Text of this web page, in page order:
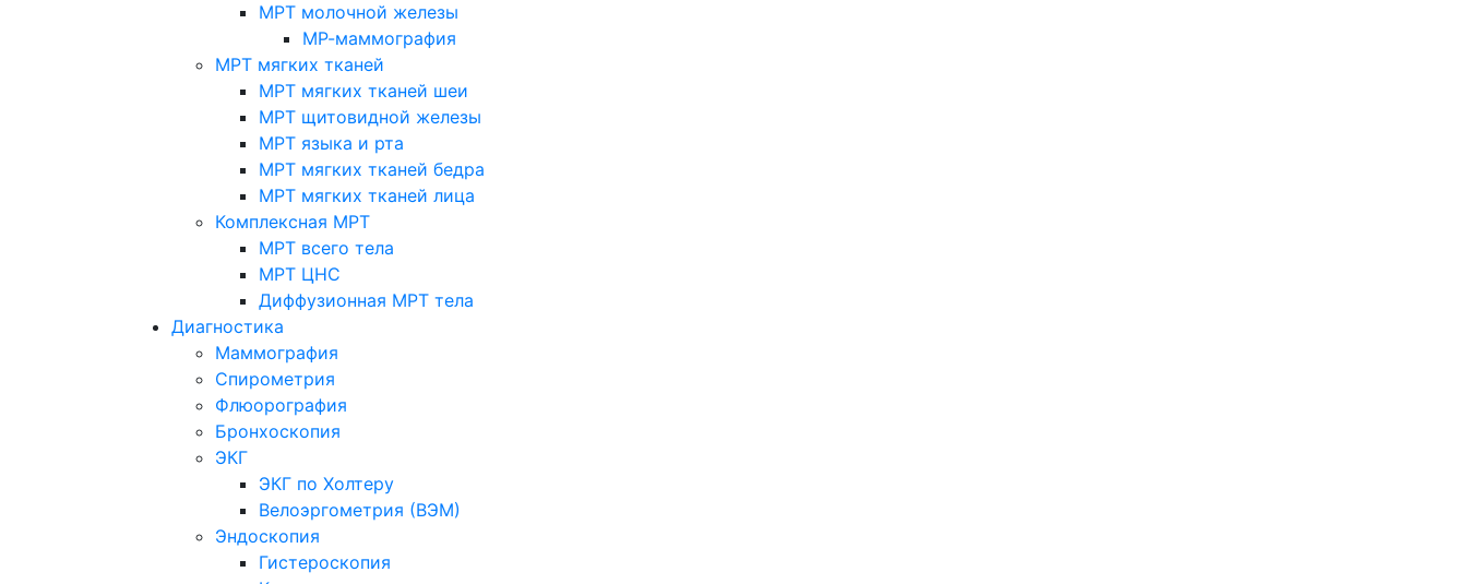
МРТ молочной железы
МР-маммография
МРТ мягких тканей
МРТ мягких тканей шеи
МРТ щитовидной железы
МРТ языка и рта
МРТ мягких тканей бедра
МРТ мягких тканей лица
Комплексная МРТ
МРТ всего тела
МРТ ЦНС
Диффузионная МРТ тела
Диагностика
Маммография
Спирометрия
Флюорография
Бронхоскопия
ЭКГ
ЭКГ по Холтеру
Велоэргометрия (ВЭМ)
Эндоскопия
Гистероскопия